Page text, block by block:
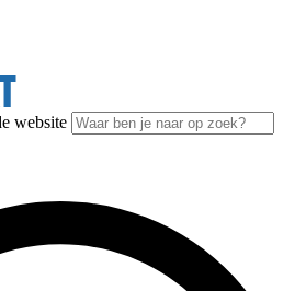
website